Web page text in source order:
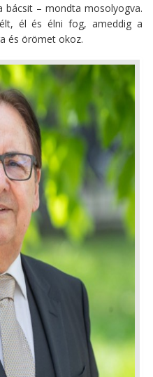
bácsit – mondta mosolyogva.
él és élni fog, ameddig a
és örömet okoz.